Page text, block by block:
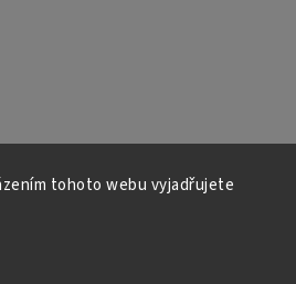
tohoto webu vyjadřujete